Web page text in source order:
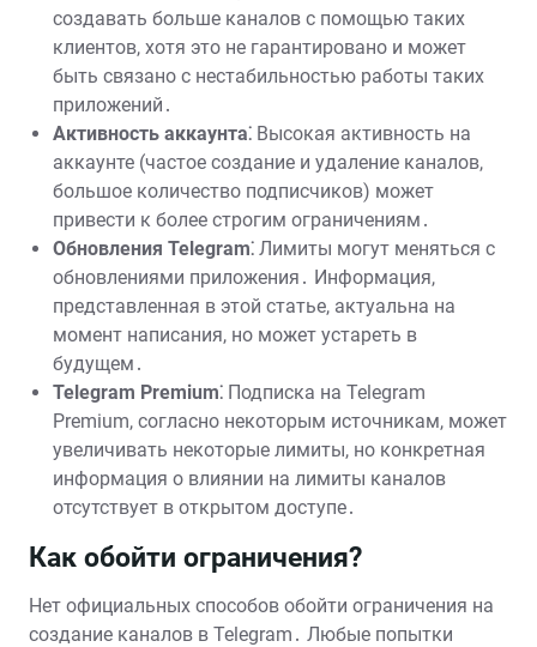
создавать больше каналов с помощью таких
клиентов, хотя это не гарантировано и может
быть связано с нестабильностью работы таких
приложений․
Активность аккаунта⁚ Высокая активность на
аккаунте (частое создание и удаление каналов,
большое количество подписчиков) может
привести к более строгим ограничениям․
Обновления Telegram⁚ Лимиты могут меняться с
обновлениями приложения․ Информация,
представленная в этой статье, актуальна на
момент написания, но может устареть в
будущем․
Telegram Premium⁚ Подписка на Telegram
Premium, согласно некоторым источникам, может
увеличивать некоторые лимиты, но конкретная
информация о влиянии на лимиты каналов
отсутствует в открытом доступе․
Как обойти ограничения?
Нет официальных способов обойти ограничения на
создание каналов в Telegram․ Любые попытки